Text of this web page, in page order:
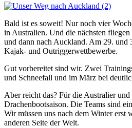
Bald ist es soweit! Nur noch vier
in Australien. Und die nächsten
und dann nach Auckland. Am 29. und
Kajak- und Outriggerwettbewerbe.
Gut vorbereitet sind wir. Zwei
und Schneefall und im März bei
Aber reicht das? Für die Australier
Drachenbootsaison. Die Teams sind
Wir müssen uns nach dem Winter erst
anderen Seite der Welt.